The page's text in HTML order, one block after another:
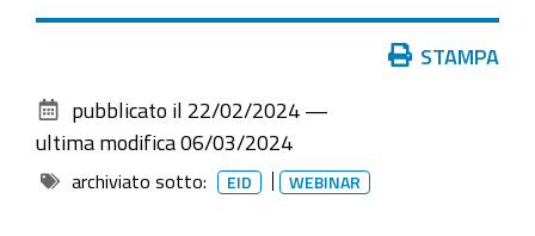
documento
STAMPA
pubblicato il 22/02/2024 —
ultima modifica 06/03/2024
archiviato sotto: EID WEBINAR